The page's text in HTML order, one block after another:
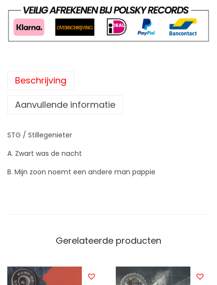
Beschrijving
Aanvullende informatie
STG / Stillegenieter
A. Zwart was de nacht
B. Mijn zoon noemt een andere man pappie
Gerelateerde producten